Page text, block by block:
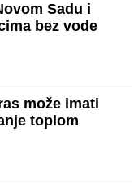
Sadu i
bez vode
može imati
toplom